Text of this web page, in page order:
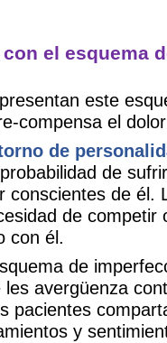
el esquema
este
compensa el
de
de
conscientes de él.
de competir
con él.
de
les avergüenza
pacientes
y